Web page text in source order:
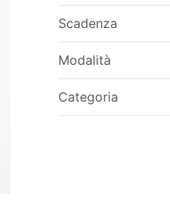
Scadenza
Modalità
Categoria